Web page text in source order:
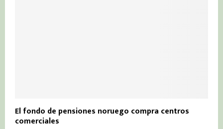
El fondo de pensiones noruego compra centros
comerciales